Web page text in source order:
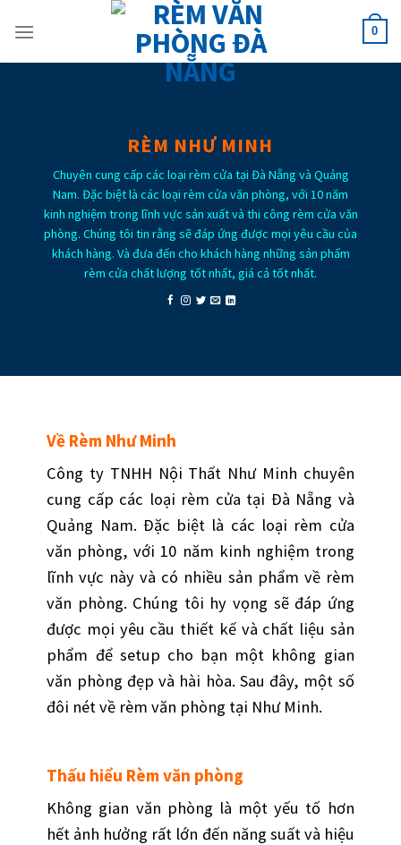
0
RÈM NHƯ MINH
Chuyên cung cấp các loại rèm cửa tại Đà Nẵng và Quảng
Nam. Đặc biệt là các loại rèm cửa văn phòng, với 10 năm
kinh nghiệm trong lĩnh vực sản xuất và thi công rèm cửa văn
phòng. Chúng tôi tin rằng sẽ đáp ứng được mọi yêu cầu của
khách hàng. Và đưa đến cho khách hàng những sản phẩm
rèm cửa chất lượng tốt nhất, giá cả tốt nhất.
Về Rèm Như Minh
Công ty TNHH Nội Thất Như Minh chuyên
cung cấp các loại rèm cửa tại Đà Nẵng và
Quảng Nam. Đặc biệt là các loại rèm cửa
văn phòng, với 10 năm kinh nghiệm trong
lĩnh vực này và có nhiều sản phẩm về rèm
văn phòng. Chúng tôi hy vọng sẽ đáp ứng
được mọi yêu cầu thiết kế và chất liệu sản
phẩm để setup cho bạn một không gian
văn phòng đẹp và hài hòa. Sau đây, một số
đôi nét về rèm văn phòng tại Như Minh.
Thấu hiểu Rèm văn phòng
Không gian văn phòng là một yếu tố hơn
hết ảnh hưởng rất lớn đến năng suất và hiệu